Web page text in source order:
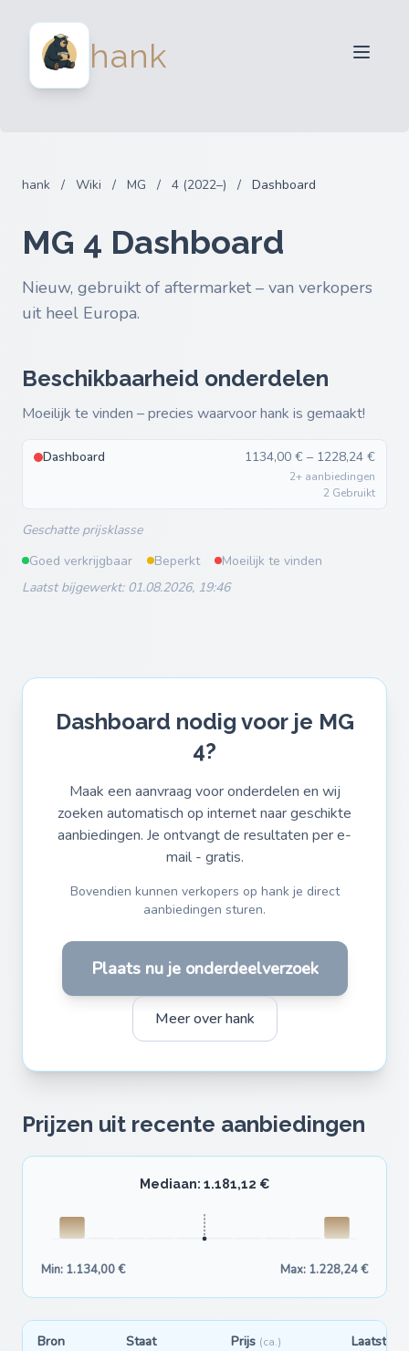
hank
Inloggen
hank / Wiki / MG / 4 (2022–) / Dashboard
MG 4 Dashboard
Nieuw, gebruikt of aftermarket – van verkopers
uit heel Europa.
Beschikbaarheid onderdelen
Moeilijk te vinden – precies waarvoor hank is gemaakt!
Dashboard 1134,00 € – 1228,24 €
2+ aanbiedingen
2 Gebruikt
Geschatte prijsklasse
Goed verkrijgbaar
Beperkt
Moeilijk te vinden
Laatst bijgewerkt: 01.08.2026, 19:46
Dashboard nodig voor je MG
4?
Maak een aanvraag voor onderdelen en wij
zoeken automatisch op internet naar geschikte
aanbiedingen. Je ontvangt de resultaten per e-
mail - gratis.
Bovendien kunnen verkopers op hank je direct
aanbiedingen sturen.
Plaats nu je onderdeelverzoek
Meer over hank
Prijzen uit recente aanbiedingen
Mediaan: 1.181,12 €
Min: 1.134,00 € Max: 1.228,24 €
Bron Staat Prijs (ca.) Laatst